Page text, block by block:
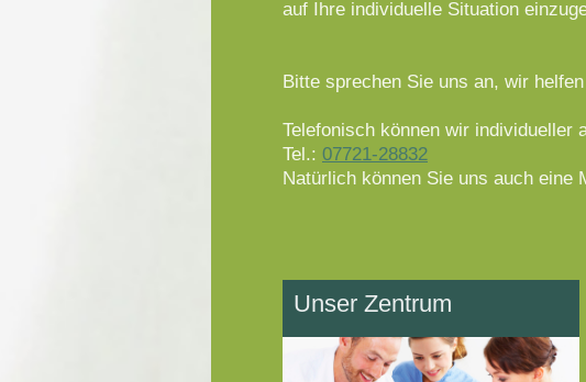
auf Ihre individuelle Situation
Bitte sprechen Sie uns an, wir
Telefonisch können wir individueller
Tel.: 07721-28832
Natürlich können Sie uns auch eine
Unser Zentrum